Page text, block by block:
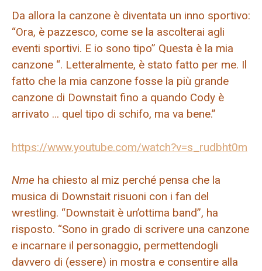
Da allora la canzone è diventata un inno sportivo:
“Ora, è pazzesco, come se la ascolterai agli
eventi sportivi. E io sono tipo” Questa è la mia
canzone “. Letteralmente, è stato fatto per me. Il
fatto che la mia canzone fosse la più grande
canzone di Downstait fino a quando Cody è
arrivato … quel tipo di schifo, ma va bene.”
https://www.youtube.com/watch?v=s_rudbht0m
Nme ha chiesto al miz perché pensa che la
musica di Downstait risuoni con i fan del
wrestling. “Downstait è un’ottima band”, ha
risposto. “Sono in grado di scrivere una canzone
e incarnare il personaggio, permettendogli
davvero di (essere) in mostra e consentire alla